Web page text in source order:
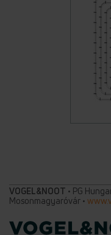
VOGEL&NOOT • PG
Mosonmagyaróvár •